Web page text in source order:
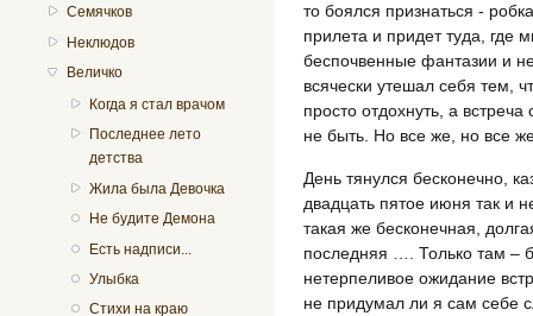
Семячков
Неклюдов
Величко
Когда я стал врачом
Последнее лето
детства
Жила была Девочка
Не будите Демона
Есть надписи...
Улыбка
Стихи на краю
то боялся признаться -
прилета и придет туда, где
беспочвенные фантазии и
всячески утешал себя тем,
просто отдохнуть, а
не быть. Но все же, но все
День тянулся бесконечно,
двадцать пятое июня так и
такая же бесконечная,
последняя …. Только там –
нетерпеливое ожидание
не придумал ли я сам себе